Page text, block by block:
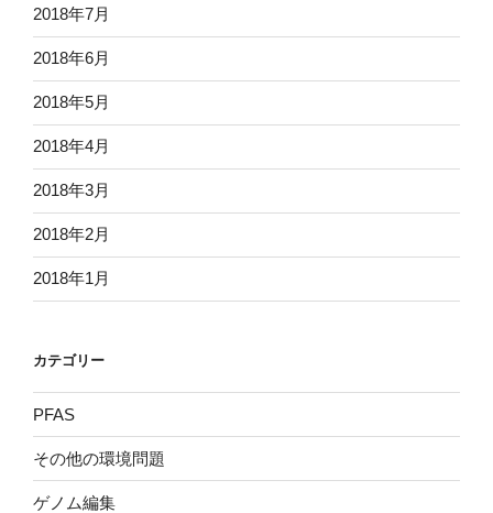
2018年7月
2018年6月
2018年5月
2018年4月
2018年3月
2018年2月
2018年1月
カテゴリー
PFAS
その他の環境問題
ゲノム編集